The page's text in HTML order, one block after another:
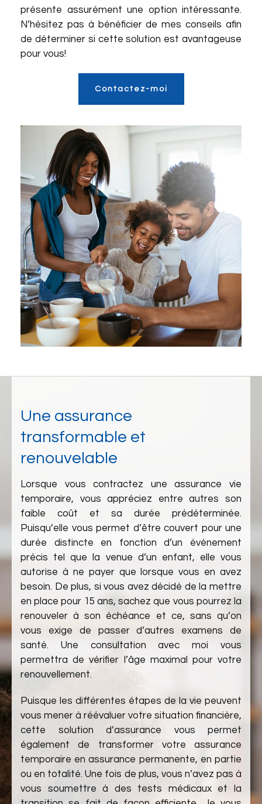
présente assurément une option intéressante.
N’hésitez pas à bénéficier de mes conseils afin
de déterminer si cette solution est avantageuse
pour vous!
Contactez-moi
Une assurance
transformable et
renouvelable
Lorsque vous contractez une assurance vie
temporaire, vous appréciez entre autres son
faible coût et sa durée prédéterminée.
Puisqu’elle vous permet d’être couvert pour une
durée distincte en fonction d’un évènement
précis tel que la venue d’un enfant, elle vous
autorise à ne payer que lorsque vous en avez
besoin. De plus, si vous avez décidé de la mettre
en place pour 15 ans, sachez que vous pourrez la
renouveler à son échéance et ce, sans qu’on
vous exige de passer d’autres examens de
santé. Une consultation avec moi vous
permettra de vérifier l’âge maximal pour votre
renouvellement.
Puisque les différentes étapes de la vie peuvent
vous mener à réévaluer votre situation financière,
cette solution d’assurance vous permet
également de transformer votre assurance
temporaire en assurance permanente, en partie
ou en totalité. Une fois de plus, vous n’avez pas à
vous soumettre à des tests médicaux et la